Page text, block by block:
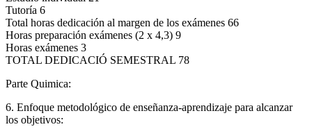
Tutoría 6
Total horas dedicación al margen de los exámenes 66
Horas preparación exámenes (2 x 4,3) 9
Horas exámenes 3
TOTAL DEDICACIÓ SEMESTRAL 78
Parte Quimica:
6. Enfoque metodológico de enseñanza-aprendizaje para alcanzar
los objetivos: